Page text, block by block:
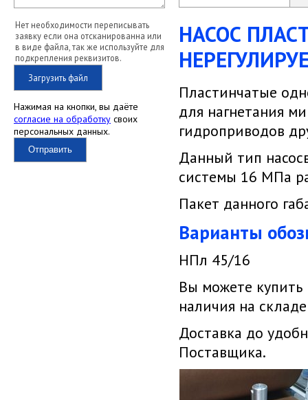
Нет необходимости переписывать
заявку если она отсканированна или
в виде файла, так же используйте для
подкрепления реквизитов.
Загрузить файл
Нажимая на кнопки, вы даёте
согласие на обработку своих
персональных данных.
Отправить
НАСОС
Пластинчатые
для нагнетания
гидроприводов
Данный тип
системы 16 МПа
Пакет данного
Варианты
НПл 45/16
Вы можете
наличия на
Доставка до
Поставщика.